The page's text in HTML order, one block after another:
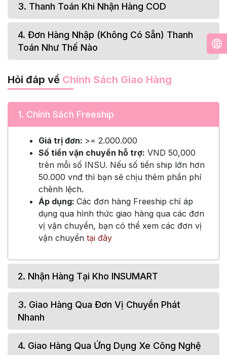
3. Thanh Toán Khi Nhận Hàng COD
4. Đơn Hàng Nhập (Không Có Sẵn) Thanh
Toán Như Thế Nào
Hỏi đáp về Chính Sách Giao Hàng
1. Chính Sách Freeship
Giá trị đơn: >= 2.000.000
Số tiền vận chuyển hỗ trợ: VND 50,000
trên mỗi số INSU. Nếu số tiền ship lớn hơn
50.000 vnđ thì bạn sẽ chịu thêm phần phí
chênh lệch.
Áp dụng: Các đơn hàng Freeship chỉ áp
dụng qua hình thức giao hàng qua các đơn
vị vận chuyển, bạn có thể xem các đơn vị
vận chuyển tại đây
2. Nhận Hàng Tại Kho INSUMART
3. Giao Hàng Qua Đơn Vị Chuyển Phát
Nhanh
4. Giao Hàng Qua Ứng Dụng Xe Công Nghệ